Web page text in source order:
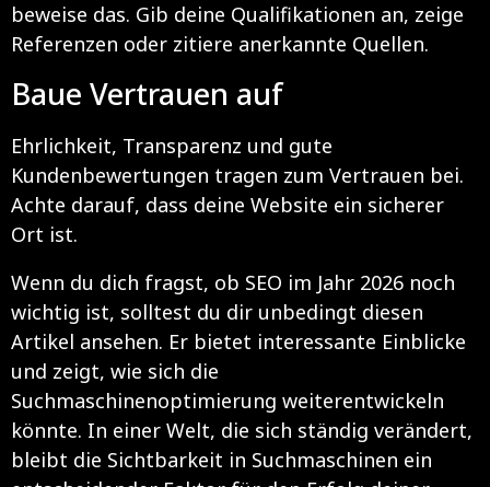
beweise das. Gib deine Qualifikationen an, zeige
Referenzen oder zitiere anerkannte Quellen.
Baue Vertrauen auf
Ehrlichkeit, Transparenz und gute
Kundenbewertungen tragen zum Vertrauen bei.
Achte darauf, dass deine Website ein sicherer
Ort ist.
Wenn du dich fragst, ob SEO im Jahr 2026 noch
wichtig ist, solltest du dir unbedingt diesen
Artikel ansehen. Er bietet interessante Einblicke
und zeigt, wie sich die
Suchmaschinenoptimierung weiterentwickeln
könnte. In einer Welt, die sich ständig verändert,
bleibt die Sichtbarkeit in Suchmaschinen ein